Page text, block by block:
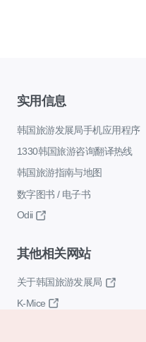
实用信息
韩国旅游发展局手机应用程序
1330韩国旅游咨询翻译热线
韩国旅游指南与地图
数字图书 / 电子书
Odii
其他相关网站
关于韩国旅游发展局
K-Mice